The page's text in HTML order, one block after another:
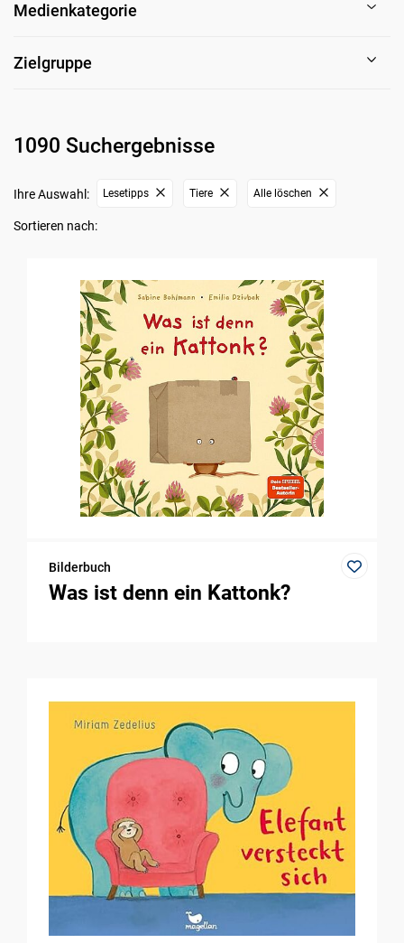
Medienkategorie
Zielgruppe
1090 Suchergebnisse
Ihre Auswahl: Lesetipps Tiere Alle löschen
Sortieren nach:
Bilderbuch
Was ist denn ein Kattonk?